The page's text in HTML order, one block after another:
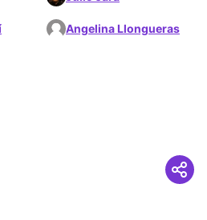
Angelina Llongueras
i Activitats